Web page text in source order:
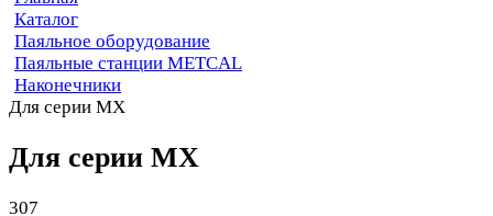
Каталог
Паяльное оборудование
Паяльные станции METCAL
Наконечники
Для серии MX
Для серии MX
307